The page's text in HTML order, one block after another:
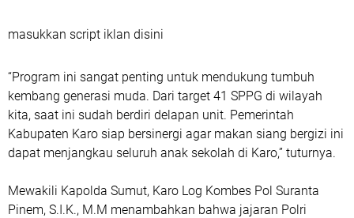
masukkan script iklan disini
“Program ini sangat penting untuk mendukung tumbuh
kembang generasi muda. Dari target 41 SPPG di wilayah
kita, saat ini sudah berdiri delapan unit. Pemerintah
Kabupaten Karo siap bersinergi agar makan siang bergizi ini
dapat menjangkau seluruh anak sekolah di Karo,” tuturnya.
Mewakili Kapolda Sumut, Karo Log Kombes Pol Suranta
Pinem, S.I.K., M.M menambahkan bahwa jajaran Polri